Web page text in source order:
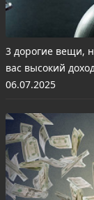
3 дорогие вещи,
вас высокий доход
06.07.2025